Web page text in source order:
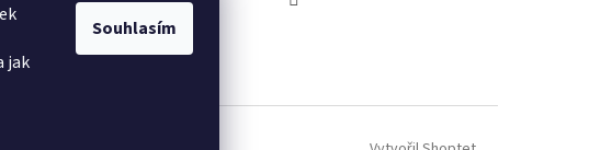
jak
Souhlasím